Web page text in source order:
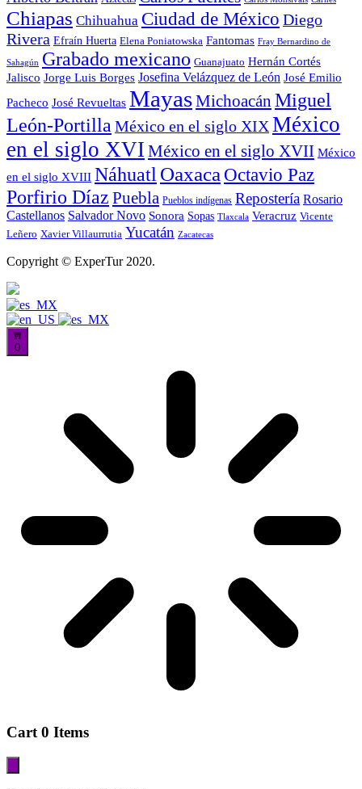
Chiapas Chihuahua Ciudad de México Diego
Rivera Efraín Huerta Elena Poniatowska Fantomas Fray Bernardino de
Sahagún Grabado mexicano Guanajuato Hernán Cortés
Jalisco Jorge Luis Borges Josefina Velázquez de León José Emilio
Pacheco José Revueltas MayasMichoacán Miguel
León-Portilla México en el siglo XIXMéxico
en el siglo XVI México en el siglo XVII México
en el siglo XVIII Náhuatl Oaxaca Octavio Paz
Porfirio Díaz Puebla Pueblos indígenas Repostería Rosario
Castellanos Salvador Novo Sonora Sopas Tlaxcala Veracruz Vicente
Leñero Xavier Villaurrutia Yucatán Zacatecas
Copyright © ExperTur 2020.
0
Cart 0 Items